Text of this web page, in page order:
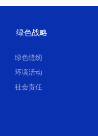
绿色战略
绿色缝纫
环境活动
社会责任